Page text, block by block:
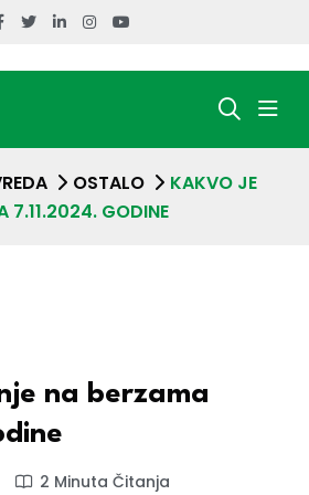
OSTALO
KAKVO JE
7.11.2024. GODINE
na berzama
2 Minuta Čitanja